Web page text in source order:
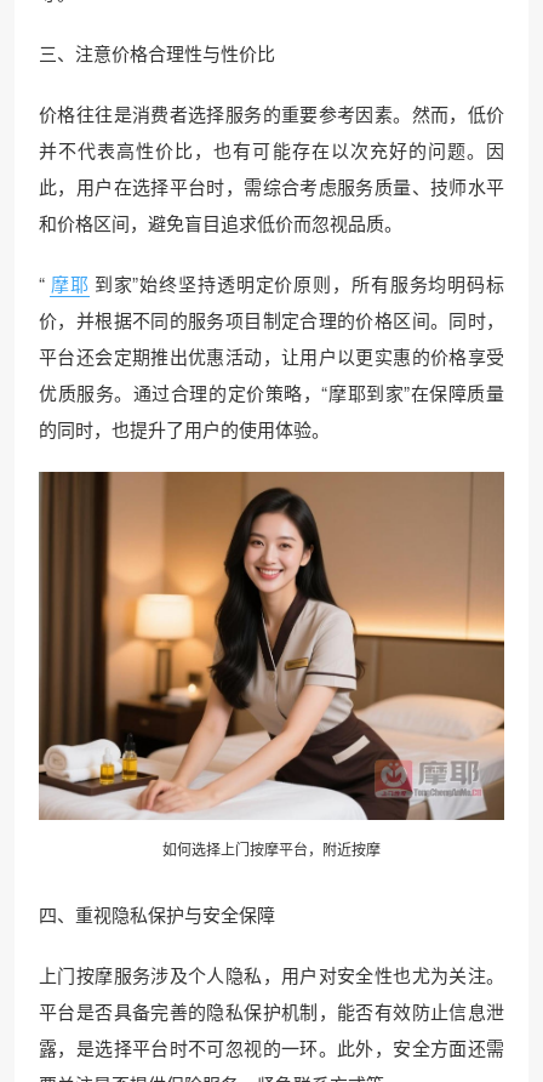
三、注意价格合理性与性价比
价格往往是消费者选择服务的重要参考因素。然而，低价
并不代表高性价比，也有可能存在以次充好的问题。因
此，用户在选择平台时，需综合考虑服务质量、技师水平
和价格区间，避免盲目追求低价而忽视品质。
“ 摩耶 到家”始终坚持透明定价原则，所有服务均明码标
价，并根据不同的服务项目制定合理的价格区间。同时，
平台还会定期推出优惠活动，让用户以更实惠的价格享受
优质服务。通过合理的定价策略，“摩耶到家”在保障质量
的同时，也提升了用户的使用体验。
如何选择上门按摩平台，附近按摩
四、重视隐私保护与安全保障
上门按摩服务涉及个人隐私，用户对安全性也尤为关注。
平台是否具备完善的隐私保护机制，能否有效防止信息泄
露，是选择平台时不可忽视的一环。此外，安全方面还需